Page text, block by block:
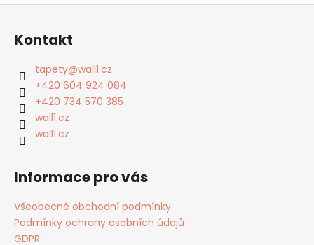
Z
Kontakt
tapety@wall1.cz
+420 604 924 084
+420 734 570 385
wall1.cz
wall1.cz
Informace pro vás
Všeobecné obchodní podmínky
Podmínky ochrany osobních údajů
GDPR